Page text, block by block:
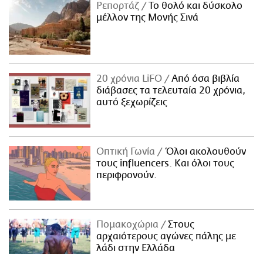
Ρεπορτάζ
Το θολό και δύσκολο
μέλλον της Μονής Σινά
20 χρόνια LiFO
Από όσα βιβλία
διάβασες τα τελευταία 20 χρόνια,
αυτό ξεχωρίζεις
Οπτική Γωνία
Όλοι ακολουθούν
τους influencers. Και όλοι τους
περιφρονούν.
Πομακοχώρια
Στους
αρχαιότερους αγώνες πάλης με
λάδι στην Ελλάδα